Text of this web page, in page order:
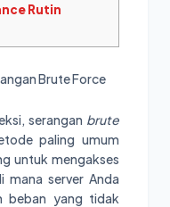
Rutin
Brute Force
serangan brute
paling umum
untuk mengakses
mana server Anda
beban yang tidak